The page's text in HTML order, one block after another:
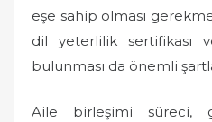
eşe sahip olması
dil yeterlilik sertifikası
bulunması da önemli
Aile birleşimi süreci,